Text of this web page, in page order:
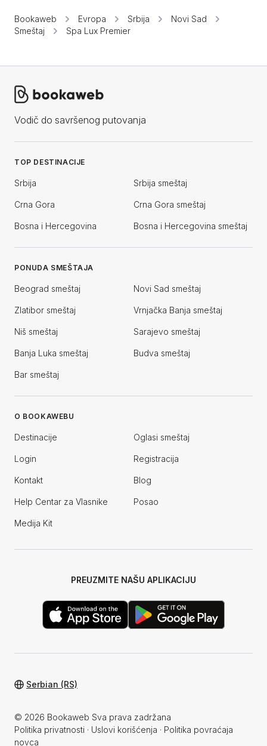
Bookaweb Evropa Srbija
Novi Sad
Smeštaj
Spa Lux Premier
Vodič do savršenog putovanja
TOP DESTINACIJE
Srbija Srbija smeštaj
Crna Gora Crna Gora smeštaj
Bosna i Hercegovina Bosna i Hercegovina smeštaj
PONUDA SMEŠTAJA
Beograd smeštaj Novi Sad smeštaj
Zlatibor smeštaj Vrnjačka Banja smeštaj
Niš smeštaj Sarajevo smeštaj
Banja Luka smeštaj Budva smeštaj
Bar smeštaj
O BOOKAWEBU
Destinacije Oglasi smeštaj
Login Registracija
Kontakt Blog
Help Centar za Vlasnike Posao
Medija Kit
PREUZMITE NAŠU APLIKACIJU
© 2026 Bookaweb Sva prava zadržana
Politika privatnosti · Uslovi korišćenja · Politika povraćaja
novca
Serbian (RS)